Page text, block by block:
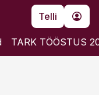
Telli
TARK TÖÖSTUS